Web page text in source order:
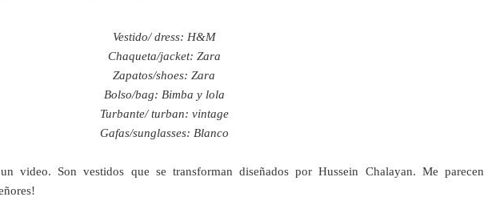
Vestido/ dress: H&M
Chaqueta/jacket: Zara
Zapatos/shoes: Zara
Bolso/bag: Bimba y lola
Turbante/ turban: vintage
Gafas/sunglasses: Blanco
video. Son vestidos que se transforman diseñados por Hussein Chalayan. Me parecen